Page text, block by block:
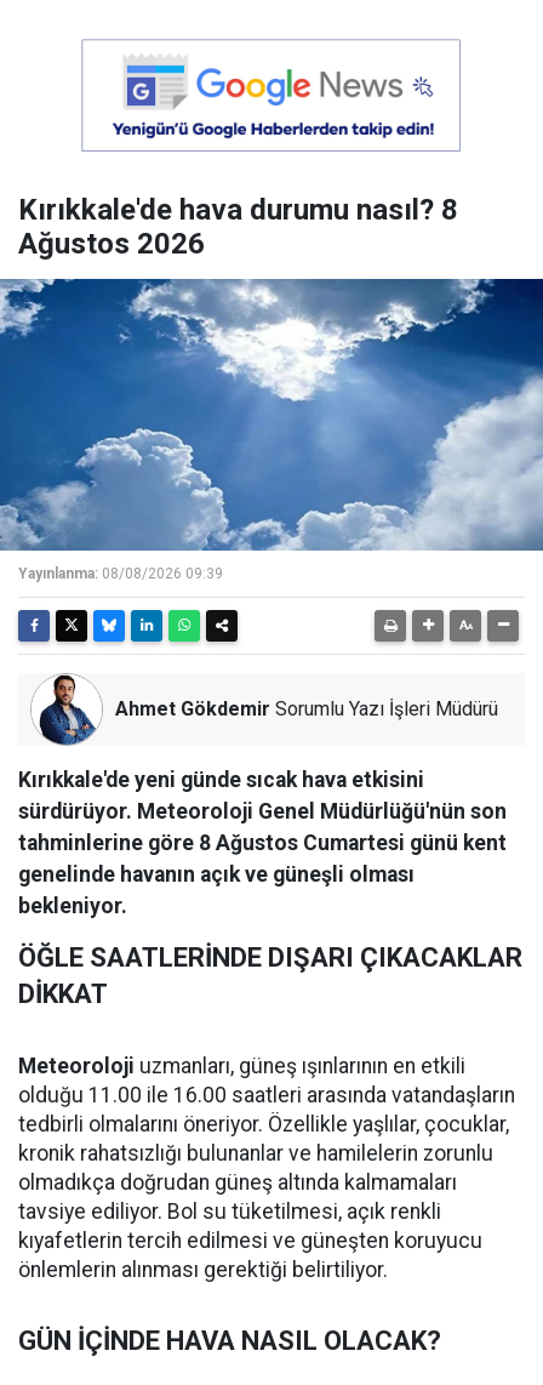
Kırıkkale'de hava durumu nasıl? 8
Ağustos 2026
Yayınlanma: 08/08/2026 09:39
Ahmet Gökdemir Sorumlu Yazı İşleri Müdürü
Kırıkkale'de yeni günde sıcak hava etkisini
sürdürüyor. Meteoroloji Genel Müdürlüğü'nün son
tahminlerine göre 8 Ağustos Cumartesi günü kent
genelinde havanın açık ve güneşli olması
bekleniyor.
ÖĞLE SAATLERİNDE DIŞARI ÇIKACAKLAR
DİKKAT
Meteoroloji uzmanları, güneş ışınlarının en etkili
olduğu 11.00 ile 16.00 saatleri arasında vatandaşların
tedbirli olmalarını öneriyor. Özellikle yaşlılar, çocuklar,
kronik rahatsızlığı bulunanlar ve hamilelerin zorunlu
olmadıkça doğrudan güneş altında kalmamaları
tavsiye ediliyor. Bol su tüketilmesi, açık renkli
kıyafetlerin tercih edilmesi ve güneşten koruyucu
önlemlerin alınması gerektiği belirtiliyor.
GÜN İÇİNDE HAVA NASIL OLACAK?